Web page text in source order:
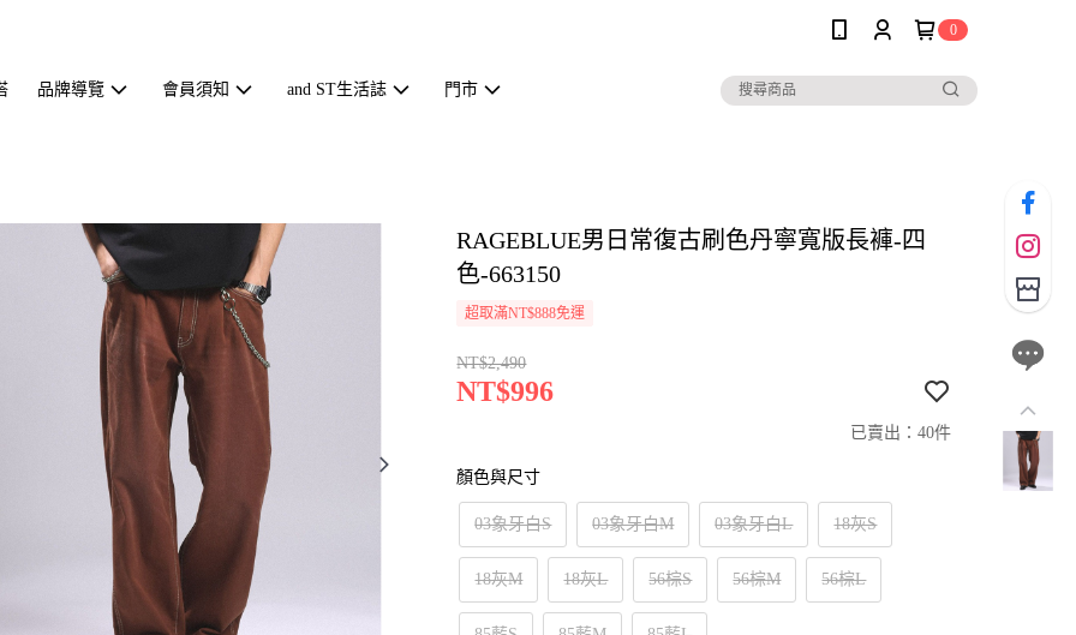
0
品牌導覽 會員須知 and ST生活誌 門市
RAGEBLUE男日常復古刷色丹寧寬版長褲-四
色-663150
超取滿NT$888免運
NT$2,490
NT$996
已賣出：40件
顏色與尺寸
03象牙白S 03象牙白M 03象牙白L 18灰S
18灰M 18灰L 56棕S 56棕M 56棕L